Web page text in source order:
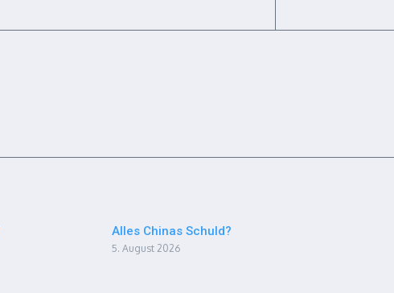
Alles Chinas Schuld?
5. August 2026